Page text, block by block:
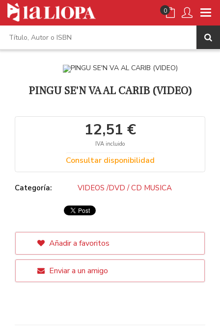
0
PINGU SE'N VA AL CARIB (VIDEO)
12,51 €
IVA incluido
Consultar disponibilidad
Categoría: VIDEOS /DVD / CD MUSICA
Añadir a favoritos
Enviar a un amigo